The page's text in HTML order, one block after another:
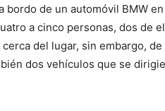
bordo de un automóvil BMW
a cinco personas, dos de
cerca del lugar, sin embargo,
dos vehículos que se